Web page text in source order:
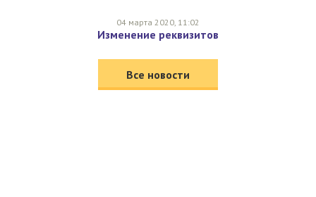
04 марта 2020, 11:02
Изменение реквизитов
Все новости